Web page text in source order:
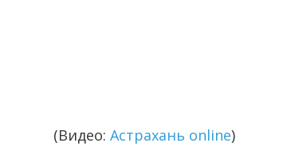
(Видео: Астрахань online)